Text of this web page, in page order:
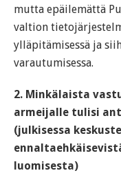
mutta epäilemättä
valtion
ylläpitämisessä ja
varautumisessa.
2. Minkälaista
armeijalle tulisi
(julkisessa
luomisesta)